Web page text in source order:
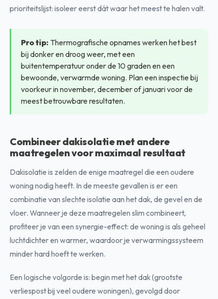
prioriteitslijst: isoleer eerst dát waar het meest te halen valt.
Pro tip: Thermografische opnames werken het best
bij donker en droog weer, met een
buitentemperatuur onder de 10 graden en een
bewoonde, verwarmde woning. Plan een inspectie bij
voorkeur in november, december of januari voor de
meest betrouwbare resultaten.
Combineer dakisolatie met andere
maatregelen voor maximaal resultaat
Dakisolatie is zelden de enige maatregel die een oudere
woning nodig heeft. In de meeste gevallen is er een
combinatie van slechte isolatie aan het dak, de gevel en de
vloer. Wanneer je deze maatregelen slim combineert,
profiteer je van een synergie-effect: de woning is als geheel
luchtdichter en warmer, waardoor je verwarmingssysteem
minder hard hoeft te werken.
Een logische volgorde is: begin met het dak (grootste
verliespost bij veel oudere woningen), gevolgd door